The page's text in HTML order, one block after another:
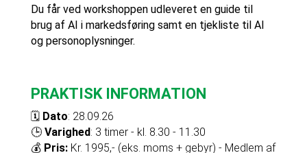
Du får ved workshoppen udleveret en guide til
brug af AI i markedsføring samt en tjekliste til AI
og personoplysninger.
PRAKTISK INFORMATION
🗓️ Dato: 28.09.26
🕒 Varighed: 3 timer - kl. 8.30 - 11.30
💰 Pris: Kr. 1995,- (eks. moms + gebyr) - Medlem af